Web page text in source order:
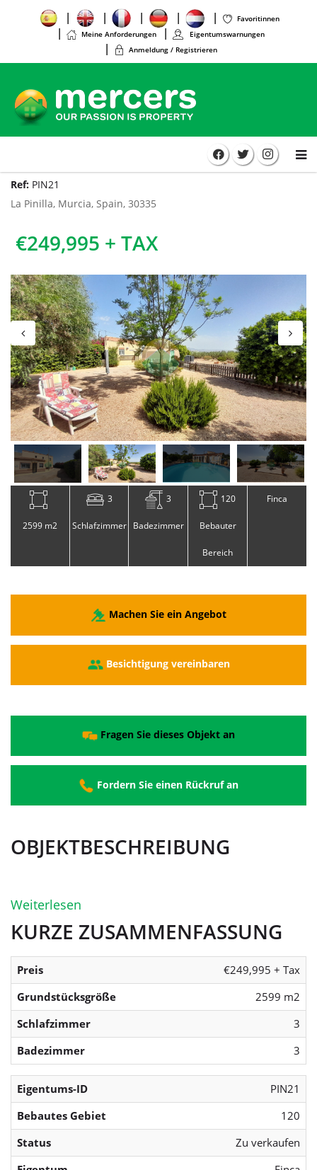
Favoritinnen
Meine Anforderungen
Eigentumswarnungen
Anmeldung / Registrieren
Ref: PIN21
La Pinilla, Murcia, Spain, 30335
€249,995 + TAX
2599 m2
3
Schlafzimmer
3
Badezimmer
120
Bebauter
Bereich
Finca
Machen Sie ein Angebot
Besichtigung vereinbaren
Fragen Sie dieses Objekt an
Fordern Sie einen Rückruf an
OBJEKTBESCHREIBUNG
Weiterlesen
KURZE ZUSAMMENFASSUNG
Preis
€249,995 + Tax
Grundstücksgröße
2599 m2
Schlafzimmer
3
Badezimmer
3
Eigentums-ID
PIN21
Bebautes Gebiet
120
Status
Zu verkaufen